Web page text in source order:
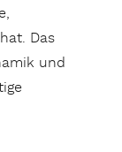
Das
und